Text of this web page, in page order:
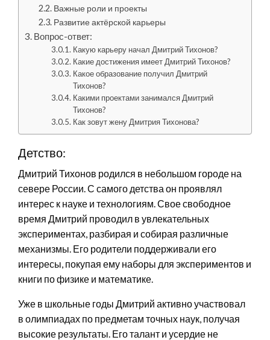
Важные роли и проекты
Развитие актёрской карьеры
Вопрос-ответ:
Какую карьеру начал Дмитрий Тихонов?
Какие достижения имеет Дмитрий Тихонов?
Какое образование получил Дмитрий
Тихонов?
Какими проектами занимался Дмитрий
Тихонов?
Как зовут жену Дмитрия Тихонова?
Детство:
Дмитрий Тихонов родился в небольшом городе на
севере России. С самого детства он проявлял
интерес к науке и технологиям. Свое свободное
время Дмитрий проводил в увлекательных
экспериментах, разбирая и собирая различные
механизмы. Его родители поддерживали его
интересы, покупая ему наборы для экспериментов и
книги по физике и математике.
Уже в школьные годы Дмитрий активно участвовал
в олимпиадах по предметам точных наук, получая
высокие результаты. Его талант и усердие не